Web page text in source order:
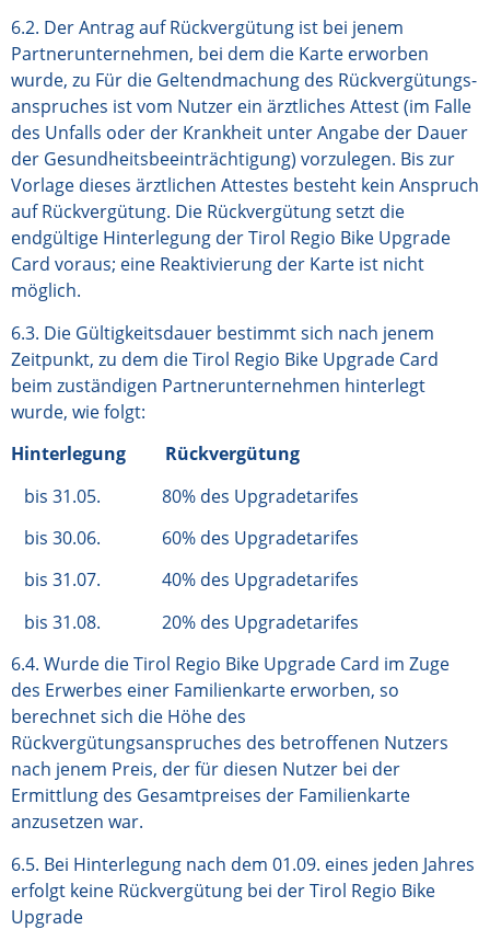
6.2. Der Antrag auf Rückvergütung ist bei jenem
Partnerunternehmen, bei dem die Karte erworben
wurde, zu Für die Geltendmachung des Rückvergütungs-
anspruches ist vom Nutzer ein ärztliches Attest (im Falle
des Unfalls oder der Krankheit unter Angabe der Dauer
der Gesundheitsbeeinträchtigung) vorzulegen. Bis zur
Vorlage dieses ärztlichen Attestes besteht kein Anspruch
auf Rückvergütung. Die Rückvergütung setzt die
endgültige Hinterlegung der Tirol Regio Bike Upgrade
Card voraus; eine Reaktivierung der Karte ist nicht
möglich.
6.3. Die Gültigkeitsdauer bestimmt sich nach jenem
Zeitpunkt, zu dem die Tirol Regio Bike Upgrade Card
beim zuständigen Partnerunternehmen hinterlegt
wurde, wie folgt:
Hinterlegung Rückvergütung
bis 31.05. 80% des Upgradetarifes
bis 30.06. 60% des Upgradetarifes
bis 31.07. 40% des Upgradetarifes
bis 31.08. 20% des Upgradetarifes
6.4. Wurde die Tirol Regio Bike Upgrade Card im Zuge
des Erwerbes einer Familienkarte erworben, so
berechnet sich die Höhe des
Rückvergütungsanspruches des betroffenen Nutzers
nach jenem Preis, der für diesen Nutzer bei der
Ermittlung des Gesamtpreises der Familienkarte
anzusetzen war.
6.5. Bei Hinterlegung nach dem 01.09. eines jeden Jahres
erfolgt keine Rückvergütung bei der Tirol Regio Bike
Upgrade